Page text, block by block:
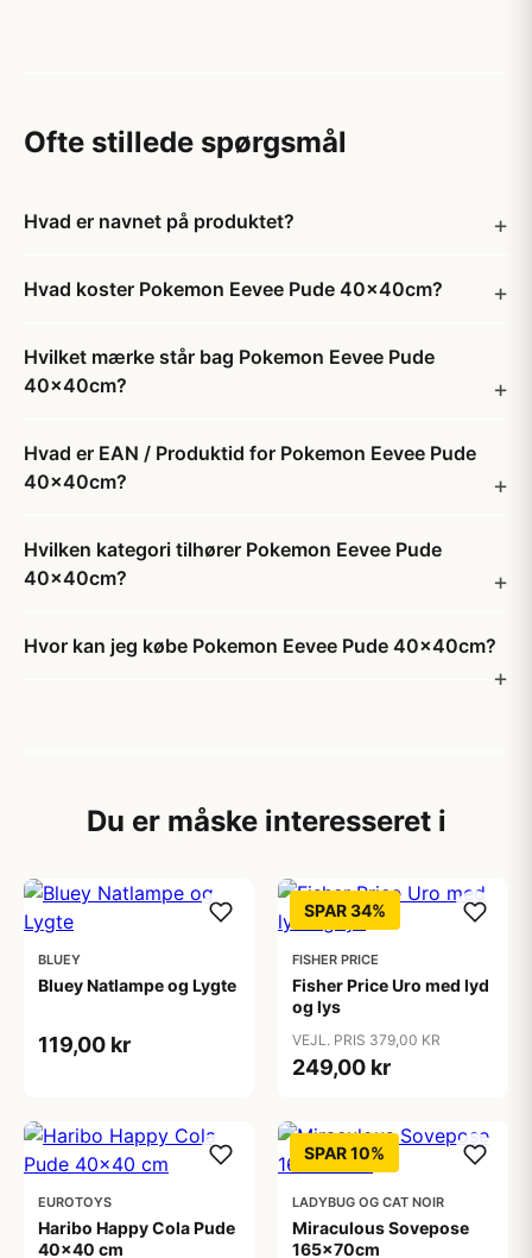
Ofte stillede spørgsmål
Hvad er navnet på produktet?
Hvad koster Pokemon Eevee Pude 40x40cm?
Hvilket mærke står bag Pokemon Eevee Pude
40x40cm?
Hvad er EAN / Produktid for Pokemon Eevee Pude
40x40cm?
Hvilken kategori tilhører Pokemon Eevee Pude
40x40cm?
Hvor kan jeg købe Pokemon Eevee Pude 40x40cm?
Du er måske interesseret i
BLUEY
Bluey Natlampe og Lygte
119,00 kr
SPAR 34%
FISHER PRICE
Fisher Price Uro med lyd
og lys
VEJL. PRIS 379,00 KR
249,00 kr
EUROTOYS
Haribo Happy Cola Pude
40x40 cm
SPAR 10%
LADYBUG OG CAT NOIR
Miraculous Sovepose
165x70cm